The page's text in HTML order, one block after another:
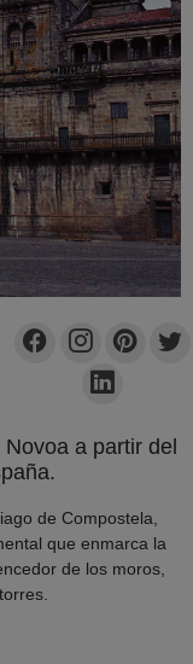
a partir del
de Compostela,
que enmarca la
de los moros,